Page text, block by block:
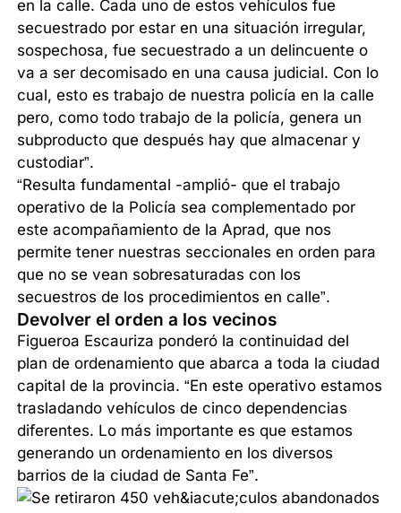
en la calle. Cada uno de estos vehículos fue
secuestrado por estar en una situación irregular,
sospechosa, fue secuestrado a un delincuente o
va a ser decomisado en una causa judicial. Con lo
cual, esto es trabajo de nuestra policía en la calle
pero, como todo trabajo de la policía, genera un
subproducto que después hay que almacenar y
custodiar”.
“Resulta fundamental -amplió- que el trabajo
operativo de la Policía sea complementado por
este acompañamiento de la Aprad, que nos
permite tener nuestras seccionales en orden para
que no se vean sobresaturadas con los
secuestros de los procedimientos en calle”.
Devolver el orden a los vecinos
Figueroa Escauriza ponderó la continuidad del
plan de ordenamiento que abarca a toda la ciudad
capital de la provincia. “En este operativo estamos
trasladando vehículos de cinco dependencias
diferentes. Lo más importante es que estamos
generando un ordenamiento en los diversos
barrios de la ciudad de Santa Fe”.